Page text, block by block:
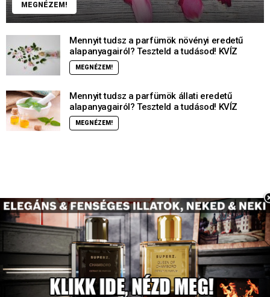
MEGNÉZEM!
Mennyit tudsz a parfümök növényi eredetű
alapanyagairól? Teszteld a tudásod! KVÍZ
MEGNÉZEM!
Mennyit tudsz a parfümök állati eredetű
alapanyagairól? Teszteld a tudásod! KVÍZ
MEGNÉZEM!
© parfumkviz.hu